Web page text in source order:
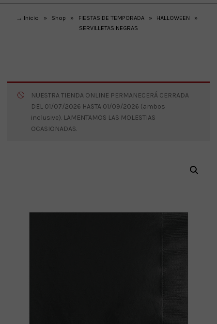
→ Inicio » Shop » FIESTAS DE TEMPORADA » HALLOWEEN
»
SERVILLETAS NEGRAS
NUESTRA TIENDA ONLINE PERMANECERÁ CERRADA
DEL 01/07/2026 HASTA 01/09/2026 (ambos
inclusive). LAMENTAMOS LAS MOLESTIAS
OCASIONADAS.